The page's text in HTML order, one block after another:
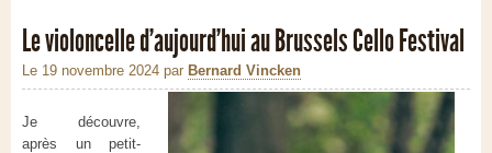
Le violoncelle d’aujourd’hui au Brussels Cello Festival
Le 19 novembre 2024 par Bernard Vincken
Je découvre,
après un petit-